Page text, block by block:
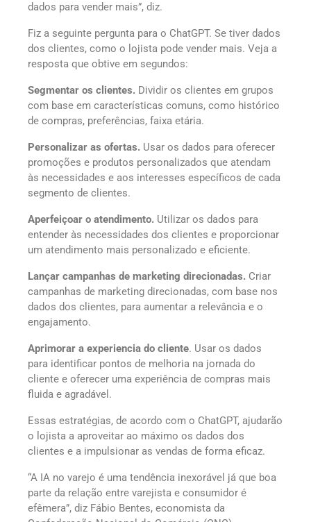
dados para vender mais”, diz.
Fiz a seguinte pergunta para o ChatGPT. Se tiver dados
dos clientes, como o lojista pode vender mais. Veja a
resposta que obtive em segundos:
Segmentar os clientes. Dividir os clientes em grupos
com base em características comuns, como histórico
de compras, preferências, faixa etária.
Personalizar as ofertas. Usar os dados para oferecer
promoções e produtos personalizados que atendam
às necessidades e aos interesses específicos de cada
segmento de clientes.
Aperfeiçoar o atendimento. Utilizar os dados para
entender às necessidades dos clientes e proporcionar
um atendimento mais personalizado e eficiente.
Lançar campanhas de marketing direcionadas. Criar
campanhas de marketing direcionadas, com base nos
dados dos clientes, para aumentar a relevância e o
engajamento.
Aprimorar a experiencia do cliente. Usar os dados
para identificar pontos de melhoria na jornada do
cliente e oferecer uma experiência de compras mais
fluida e agradável.
Essas estratégias, de acordo com o ChatGPT, ajudarão
o lojista a aproveitar ao máximo os dados dos
clientes e a impulsionar as vendas de forma eficaz.
“A IA no varejo é uma tendência inexorável já que boa
parte da relação entre varejista e consumidor é
efêmera”, diz Fábio Bentes, economista da